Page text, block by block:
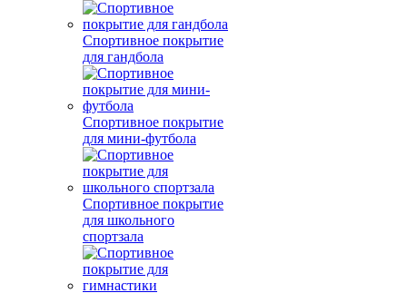
Спортивное покрытие
для гандбола
Спортивное покрытие
для мини-футбола
Спортивное покрытие
для школьного
спортзала